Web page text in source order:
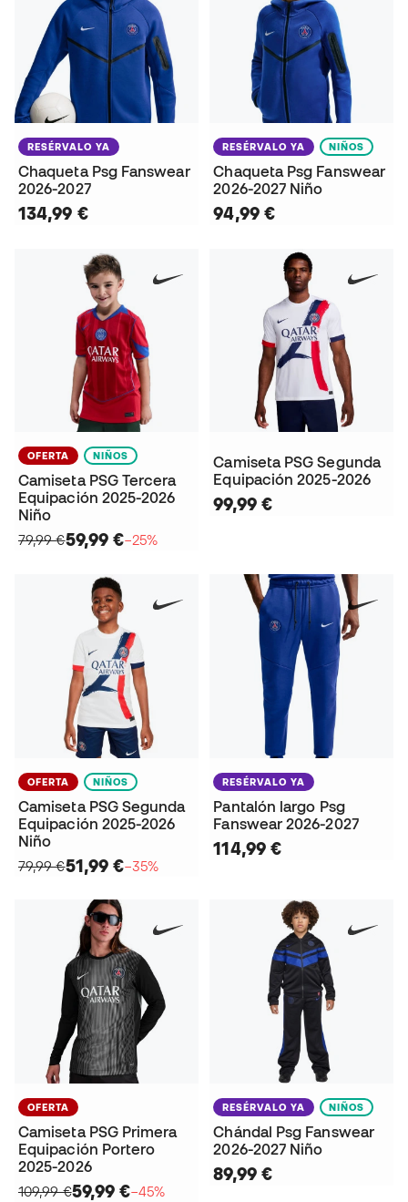
RESÉRVALO YA
Chaqueta Psg Fanswear
2026-2027
134,99 €
RESÉRVALO YA NIÑOS
Chaqueta Psg Fanswear
2026-2027 Niño
94,99 €
OFERTA NIÑOS
Camiseta PSG Tercera
Equipación 2025-2026
Niño
79,99 €59,99 €−25%
Camiseta PSG Segunda
Equipación 2025-2026
99,99 €
OFERTA NIÑOS
Camiseta PSG Segunda
Equipación 2025-2026
Niño
79,99 €51,99 €−35%
RESÉRVALO YA
Pantalón largo Psg
Fanswear 2026-2027
114,99 €
OFERTA
Camiseta PSG Primera
Equipación Portero
2025-2026
109,99 €59,99 €−45%
RESÉRVALO YA NIÑOS
Chándal Psg Fanswear
2026-2027 Niño
89,99 €